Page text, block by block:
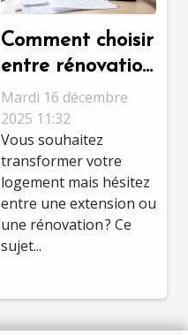
Comment choisir
entre rénovation
et extension
pour optimiser
votre espace ?
Mardi 16 décembre
2025 11:32
Vous souhaitez
transformer votre
logement mais hésitez
entre une extension ou
une rénovation ? Ce
sujet...